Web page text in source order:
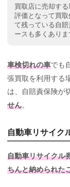
買取店に売却す
評価となって買
て残っている自
ースも多くありま
車検切れの車でも
張買取を利用する
は、自賠責保険が
せん。
自動車リサイク
自動車リサイクル
ちんと納められた